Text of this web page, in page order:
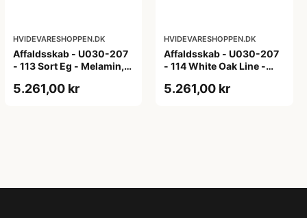
HVIDEVARESHOPPEN.DK
Affaldsskab - U030-207
- 113 Sort Eg - Melamin,
5.261,00 kr
HVIDEVARESHOPPEN.DK
Affaldsskab - U030-207
- 114 White Oak Line -
5.261,00 kr